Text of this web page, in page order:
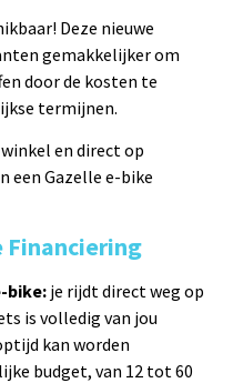
Deze nieuwe
gemakkelijker om
door de kosten te
termijnen.
en direct op
een Gazelle e-bike
Financiering
bike: je rijdt direct weg op
is volledig van jou
kan worden
budget, van 12 tot 60